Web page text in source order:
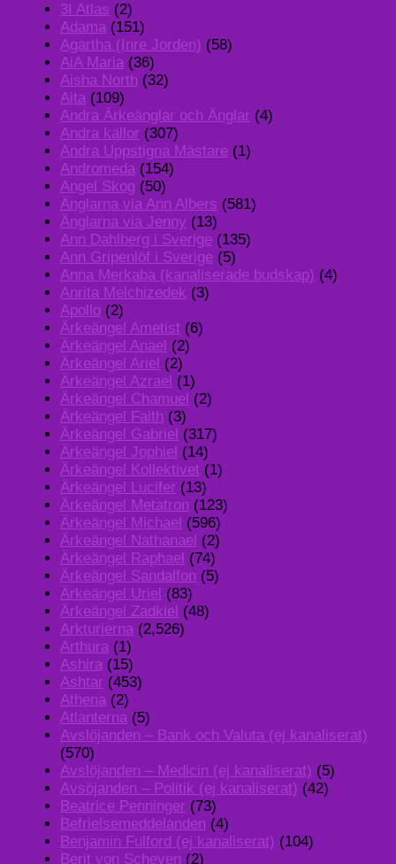
3I Atlas (2)
Adama (151)
Agartha (Inre Jorden) (58)
AiA Maria (36)
Aisha North (32)
Aita (109)
Andra Ärkeänglar och Änglar (4)
Andra källor (307)
Andra Uppstigna Mästare (1)
Andromeda (154)
Angel Skog (50)
Änglarna via Ann Albers (581)
Änglarna via Jenny (13)
Ann Dahlberg i Sverige (135)
Ann Gripenlöf i Sverige (5)
Anna Merkaba (kanaliserade budskap) (4)
Anrita Melchizedek (3)
Apollo (2)
Ärkeängel Ametist (6)
Ärkeängel Anael (2)
Ärkeängel Ariel (2)
Ärkeängel Azrael (1)
Ärkeängel Chamuel (2)
Ärkeängel Faith (3)
Ärkeängel Gabriel (317)
Ärkeängel Jophiel (14)
Ärkeängel Kollektivet (1)
Ärkeängel Lucifer (13)
Ärkeängel Metatron (123)
Ärkeängel Michael (596)
Ärkeängel Nathanael (2)
Ärkeängel Raphael (74)
Ärkeängel Sandalfon (5)
Ärkeängel Uriel (83)
Ärkeängel Zadkiel (48)
Arkturierna (2,526)
Arthura (1)
Ashira (15)
Ashtar (453)
Athena (2)
Atlanterna (5)
Avslöjanden – Bank och Valuta (ej kanaliserat)
(570)
Avslöjanden – Medicin (ej kanaliserat) (5)
Avsöjanden – Politik (ej kanaliserat) (42)
Beatrice Penninger (73)
Befrielsemeddelanden (4)
Benjamin Fulford (ej kanaliserat) (104)
Berit von Scheven (2)